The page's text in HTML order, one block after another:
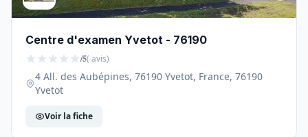
Centre d'examen Yvetot - 76190
/5( avis)
4 All. des Aubépines, 76190 Yvetot, France, 76190
Yvetot
Voir la fiche